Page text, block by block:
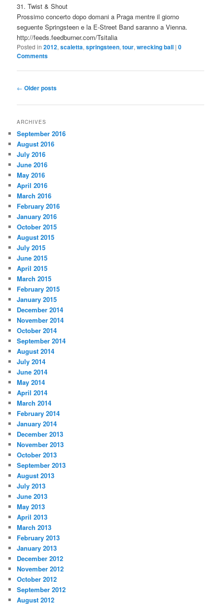
31. Twist & Shout
Prossimo concerto dopo domani a Praga mentre il giorno
seguente Springsteen e la E-Street Band saranno a Vienna.
http://feeds.feedburner.com/Tsitalia
Posted in 2012,scaletta,springsteen,tour,wrecking ball |0
Comments
Post
← Older posts
ARCHIVES
September 2016
August 2016
July 2016
June 2016
May 2016
April 2016
March 2016
February 2016
January 2016
October 2015
August 2015
July 2015
June 2015
April 2015
March 2015
February 2015
January 2015
December 2014
November 2014
October 2014
September 2014
August 2014
July 2014
June 2014
May 2014
April 2014
March 2014
February 2014
January 2014
December 2013
November 2013
October 2013
September 2013
August 2013
July 2013
June 2013
May 2013
April 2013
March 2013
February 2013
January 2013
December 2012
November 2012
October 2012
September 2012
August 2012